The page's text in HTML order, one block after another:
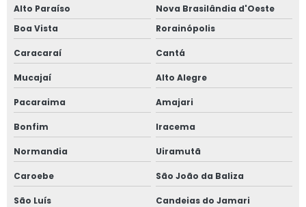
Alto Paraíso
Nova Brasilândia d'Oeste
Boa Vista
Rorainópolis
Caracaraí Cantá
Mucajaí Alto Alegre
Pacaraima Amajari
Bonfim Iracema
Normandia Uiramutã
Caroebe São João da Baliza
São Luís Candeias do Jamari